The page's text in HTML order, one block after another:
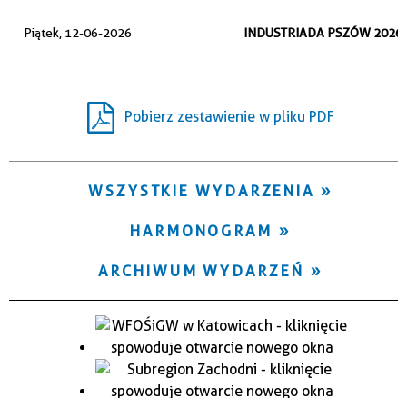
Piątek, 12-06-2026 INDUSTRIADA PSZÓW 2026
Pobierz zestawienie w pliku PDF
WSZYSTKIE WYDARZENIA
HARMONOGRAM
ARCHIWUM WYDARZEŃ